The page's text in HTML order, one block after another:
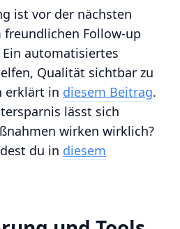
ist vor der nächsten
Follow-up
automatisiertes
Qualität sichtbar zu
erklärt in diesem Beitrag.
lässt sich
wirken wirklich?
du in diesem